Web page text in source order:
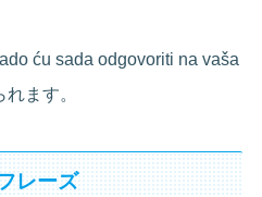
ću sada odgovoriti na vaša
ます。
レーズ